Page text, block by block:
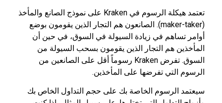
تعتمد هيكلة الرسوم في Kraken على نموذج الصانع والمأخذ
(maker-taker). الصانعون هم التجار الذين يقومون بوضع
أوامر تساهم في زيادة السيولة في السوق، في حين أن
المأخذين هم التجار الذين يقومون بسحب السيولة من
السوق. تفرض Kraken رسوماً أقل على الصانعين من
الرسوم التي تفرضها على المأخذين.
سيعتمد الرسوم الخاصة بك على حجم التداول الخاص بك